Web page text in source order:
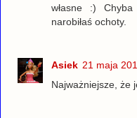
własne :)
narobiłaś ochoty.
Asiek 21 maja
Najważniejsze, że